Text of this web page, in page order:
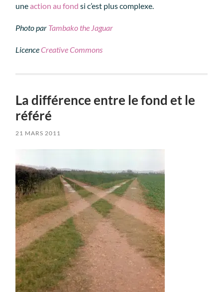
uneaction au fond si c’est plus complexe.
Photo par Tambako the Jaguar
LicenceCreative Commons
La différence entre le fond et le
référé
21 MARS 2011